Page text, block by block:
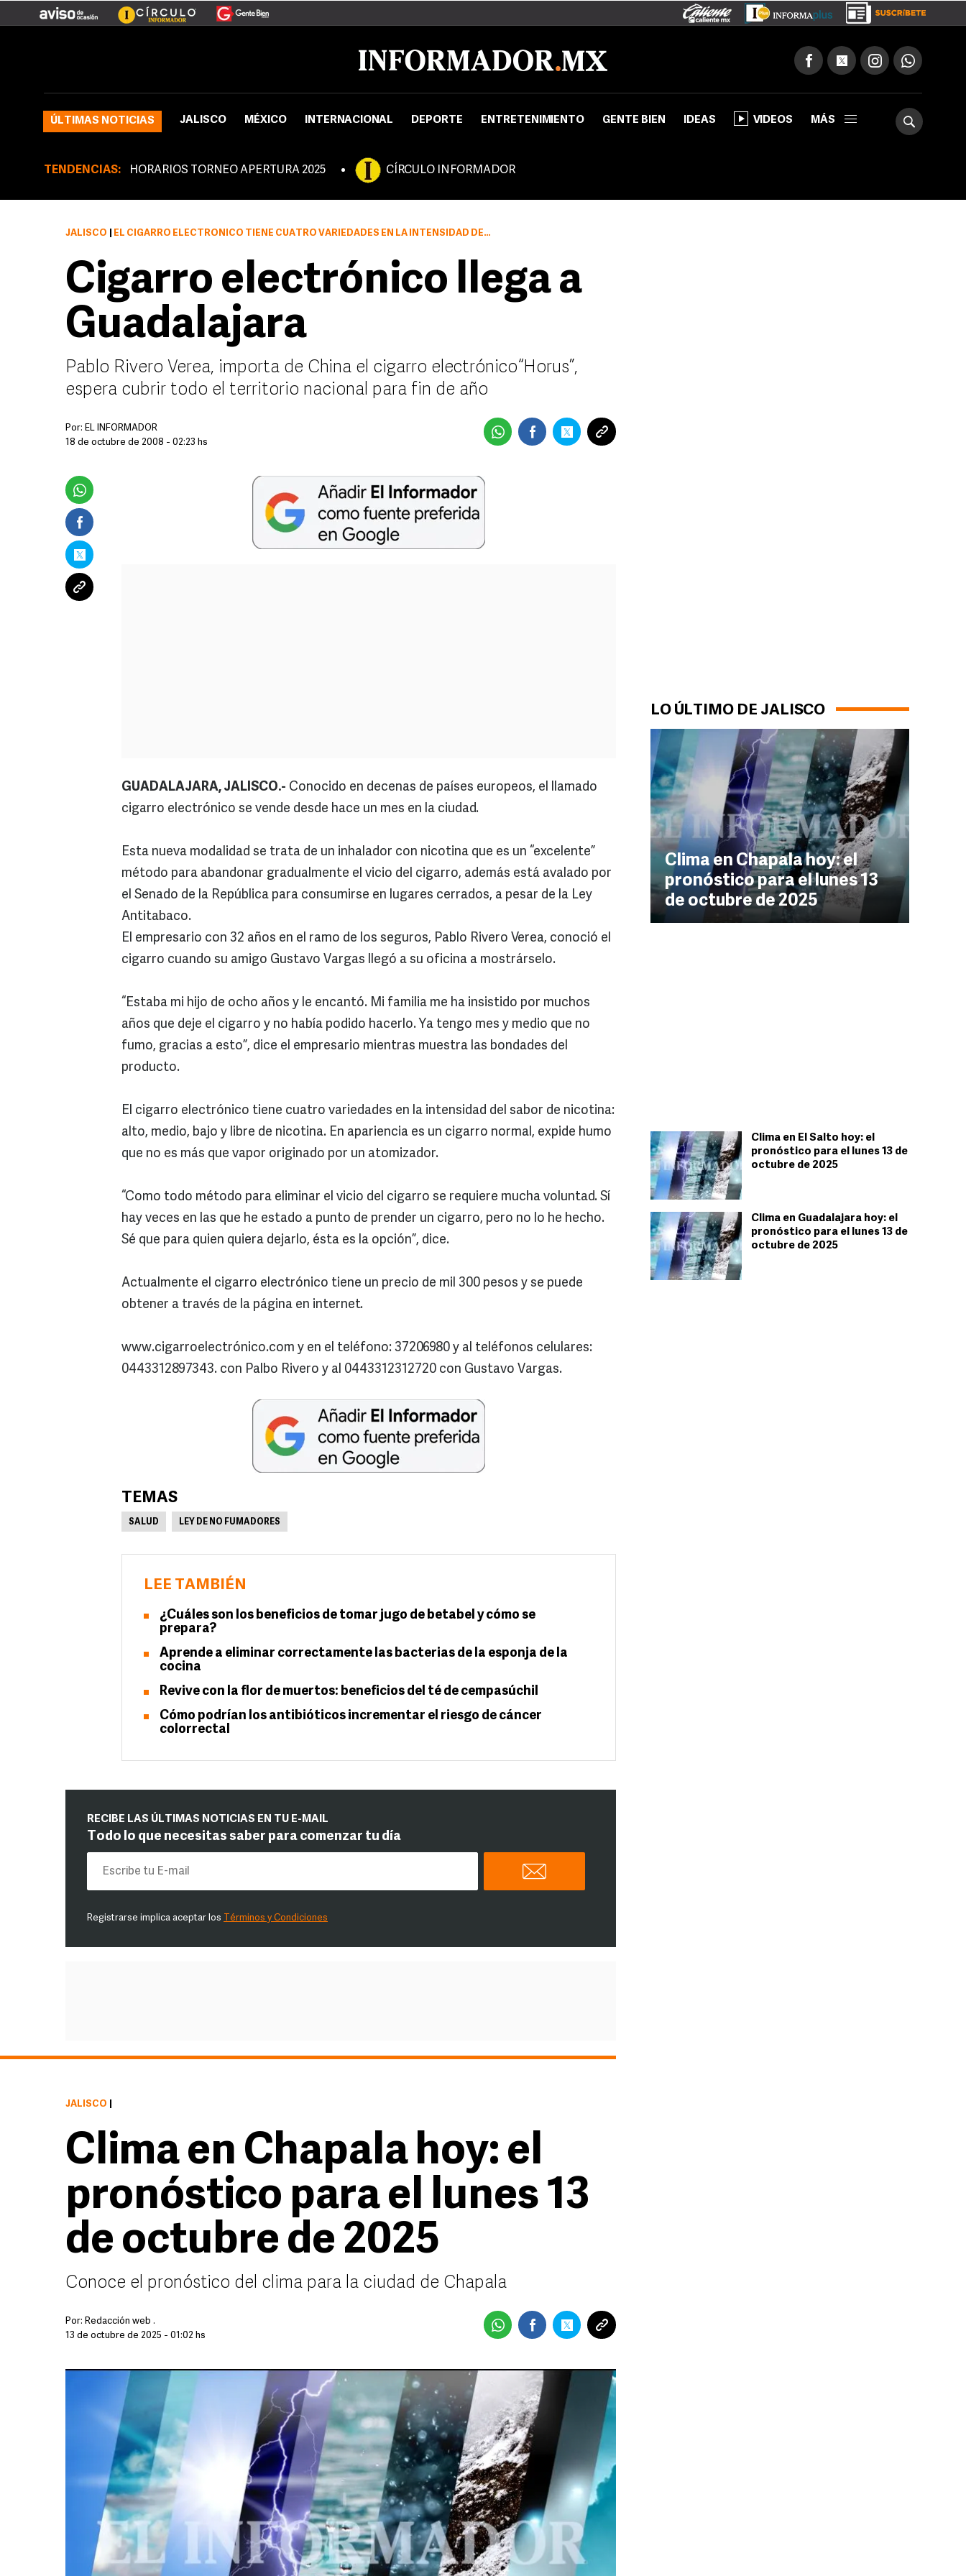
ÚLTIMAS NOTICIAS JALISCO MÉXICO INTERNACIONAL DEPORTE ENTRETENIMIENTO GENTE BIEN IDEAS VIDEOS MÁS
TENDENCIAS: HORARIOS TORNEO APERTURA 2025 CÍRCULO INFORMADOR
LO ÚLTIMO DE JALISCO
Clima en Chapala hoy: el
pronóstico para el lunes 13
de octubre de 2025
Clima en El Salto hoy: el
pronóstico para el lunes 13 de
octubre de 2025
Clima en Guadalajara hoy: el
pronóstico para el lunes 13 de
octubre de 2025
JALISCO EL CIGARRO ELECTRÓNICO TIENE CUATRO VARIEDADES EN LA INTENSIDAD DEL SABOR DE NICOTINA
Cigarro electrónico llega a
Guadalajara
Pablo Rivero Verea, importa de China el cigarro electrónico “Horus”,
espera cubrir todo el territorio nacional para fin de año
Por: EL INFORMADOR
18 de octubre de 2008 - 02:23 hs
GUADALAJARA, JALISCO.- Conocido en decenas de países europeos, el llamado
cigarro electrónico se vende desde hace un mes en la ciudad.
Esta nueva modalidad se trata de un inhalador con nicotina que es un “excelente”
método para abandonar gradualmente el vicio del cigarro, además está avalado por
el Senado de la República para consumirse en lugares cerrados, a pesar de la Ley
Antitabaco.
El empresario con 32 años en el ramo de los seguros, Pablo Rivero Verea, conoció el
cigarro cuando su amigo Gustavo Vargas llegó a su oficina a mostrárselo.
“Estaba mi hijo de ocho años y le encantó. Mi familia me ha insistido por muchos
años que deje el cigarro y no había podido hacerlo. Ya tengo mes y medio que no
fumo, gracias a esto”, dice el empresario mientras muestra las bondades del
producto.
El cigarro electrónico tiene cuatro variedades en la intensidad del sabor de nicotina:
alto, medio, bajo y libre de nicotina. En apariencia es un cigarro normal, expide humo
que no es más que vapor originado por un atomizador.
“Como todo método para eliminar el vicio del cigarro se requiere mucha voluntad. Sí
hay veces en las que he estado a punto de prender un cigarro, pero no lo he hecho.
Sé que para quien quiera dejarlo, ésta es la opción”, dice.
Actualmente el cigarro electrónico tiene un precio de mil 300 pesos y se puede
obtener a través de la página en internet.
www.cigarroelectrónico.com y en el teléfono: 37206980 y al teléfonos celulares:
0443312897343. con Palbo Rivero y al 0443312312720 con Gustavo Vargas.
TEMAS
SALUD LEY DE NO FUMADORES
LEE TAMBIÉN
¿Cuáles son los beneficios de tomar jugo de betabel y cómo se
prepara?
Aprende a eliminar correctamente las bacterias de la esponja de la
cocina
Revive con la flor de muertos: beneficios del té de cempasúchil
Cómo podrían los antibióticos incrementar el riesgo de cáncer
colorrectal
RECIBE LAS ÚLTIMAS NOTICIAS EN TU E-MAIL
Todo lo que necesitas saber para comenzar tu día
Registrarse implica aceptar los Términos y Condiciones
JALISCO
Clima en Chapala hoy: el
pronóstico para el lunes 13
de octubre de 2025
Conoce el pronóstico del clima para la ciudad de Chapala
Por: Redacción web .
13 de octubre de 2025 - 01:02 hs